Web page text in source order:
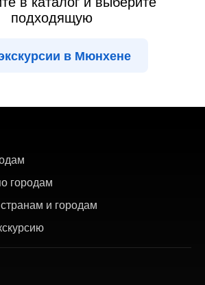
подходящую
в Мюнхене
городам
и городам